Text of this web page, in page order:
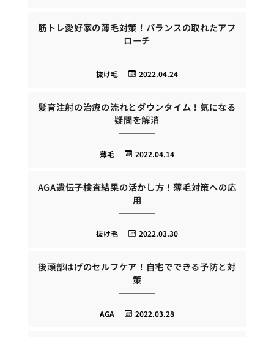
筋トレ愛好家の薄毛対策！バランスの取れたアプ
ローチ
2022.04.24
抜け毛
髪育注射の治療の流れとダウンタイム！気になる
疑問を解消
2022.04.14
薄毛
AGA遺伝子検査結果の活かし方！薄毛対策への応
用
2022.03.30
抜け毛
後頭部はげのセルフケア！自宅でできる予防と対
策
2022.03.28
AGA